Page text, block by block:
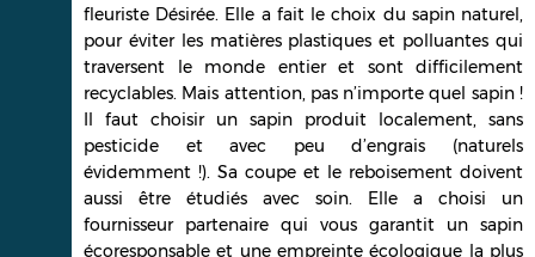
fleuriste Désirée. Elle a fait le choix du sapin naturel,
pour éviter les matières plastiques et polluantes qui
traversent le monde entier et sont difficilement
recyclables. Mais attention, pas n’importe quel sapin !
Il faut choisir un sapin produit localement, sans
pesticide et avec peu d’engrais (naturels
évidemment !). Sa coupe et le reboisement doivent
aussi être étudiés avec soin. Elle a choisi un
fournisseur partenaire qui vous garantit un sapin
écoresponsable et une empreinte écologique la plus